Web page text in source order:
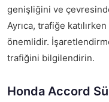
genişliğini ve
Ayrıca, trafiğe
önemlidir.
trafiğini bilgilendirin.
Honda Accord